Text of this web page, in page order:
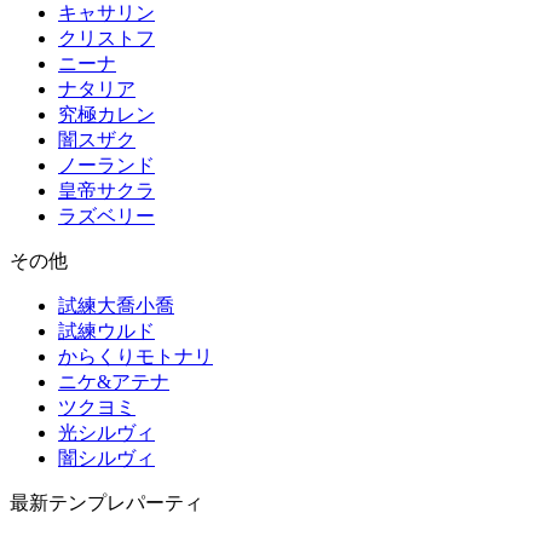
キャサリン
クリストフ
ニーナ
ナタリア
究極カレン
闇スザク
ノーランド
皇帝サクラ
ラズベリー
その他
試練大喬小喬
試練ウルド
からくりモトナリ
ニケ&アテナ
ツクヨミ
光シルヴィ
闇シルヴィ
最新テンプレパーティ